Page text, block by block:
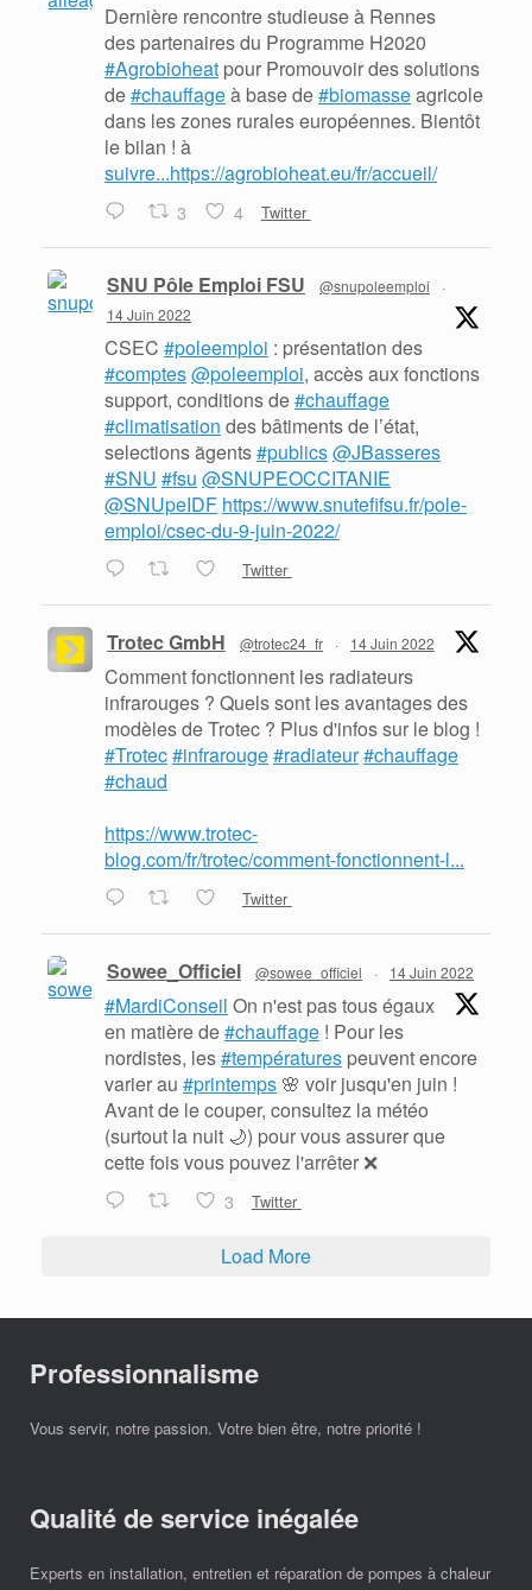
Dernière rencontre studieuse à Rennes
des partenaires du Programme H2020
#Agrobioheat pour Promouvoir des solutions
de#chauffageà base de#biomasseagricole
dans les zones rurales européennes. Bientôt
le bilan ! à
suivre...https://agrobioheat.eu/fr/accueil/
3 4 Twitter
SNU Pôle Emploi FSU @snupoleemploi
·
14 Juin 2022
CSEC #poleemploi : présentation des
#comptes@poleemploi, accès aux fonctions
support, conditions de#chauffage
#climatisation des bâtiments de l’état,
selections ãgents#publics@JBasseres
#SNU #fsu @SNUPEOCCITANIE
@SNUpeIDF https://www.snutefifsu.fr/pole-
emploi/csec-du-9-juin-2022/
Twitter
Trotec GmbH @trotec24_fr · 14 Juin 2022
Comment fonctionnent les radiateurs
infrarouges ? Quels sont les avantages des
modèles de Trotec ? Plus d'infos sur le blog !
#Trotec#infrarouge#radiateur#chauffage
#chaud
https://www.trotec-
blog.com/fr/trotec/comment-fonctionnent-l...
Twitter
Sowee_Officiel @sowee_officiel · 14 Juin 2022
#MardiConseil On n'est pas tous égaux
en matière de#chauffage ! Pour les
nordistes, les#températures peuvent encore
varier au #printemps 🌸 voir jusqu'en juin !
Avant de le couper, consultez la météo
(surtout la nuit 🌙) pour vous assurer que
cette fois vous pouvez l'arrêter ❌
3 Twitter
Load More
Professionnalisme
Vous servir, notre passion. Votre bien être, notre priorité !
Qualité de service inégalée
Experts en installation, entretien et réparation de pompes à chaleur